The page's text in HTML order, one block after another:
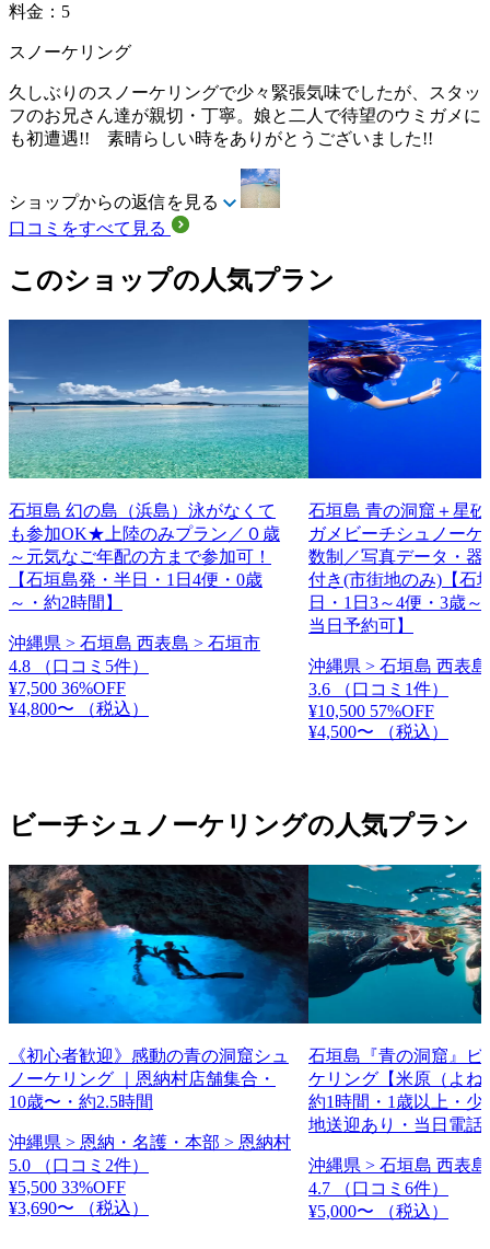
料金：5
スノーケリング
久しぶりのスノーケリングで少々緊張気味でしたが、スタッ
フのお兄さん達が親切・丁寧。娘と二人で待望のウミガメに
も初遭遇!! 素晴らしい時をありがとうございました!!
ショップからの返信を見る
口コミをすべて見る
このショップの人気プラン
石垣島 幻の島（浜島）泳がなくて
も参加OK★上陸のみプラン／０歳
～元気なご年配の方まで参加可！
【石垣島発・半日・1日4便・0歳
～・約2時間】
沖縄県 > 石垣島 西表島 > 石垣市
4.8
（口コミ5件）
¥7,500 36%OFF
¥4,800〜
（税込）
石垣島 青の洞窟＋星
ガメビーチシュノーケ
数制／写真データ・器
付き(市街地のみ)【石
日・1日3～4便・3歳
当日予約可】
沖縄県 > 石垣島 西表
3.6
（口コミ1件）
¥10,500 57%OFF
¥4,500〜
（税込）
ビーチシュノーケリングの人気プラン
《初心者歓迎》感動の青の洞窟シュ
ノーケリング ｜恩納村店舗集合・
10歳〜・約2.5時間
沖縄県 > 恩納・名護・本部 > 恩納村
5.0
（口コミ2件）
¥5,500 33%OFF
¥3,690〜
（税込）
石垣島『青の洞窟』ビ
ケリング【米原（よね
約1時間・1歳以上・少
地送迎あり・当日電話
沖縄県 > 石垣島 西表
4.7
（口コミ6件）
¥5,000〜
（税込）